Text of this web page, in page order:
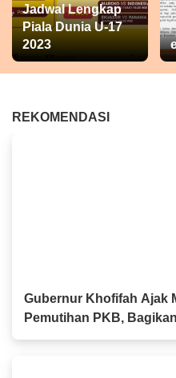
Jadwal Lengkap
Piala Dunia U-17
2023
REKOMENDASI
Gubernur Khofifah Ajak
Pemutihan PKB,
Putih dan Sembako